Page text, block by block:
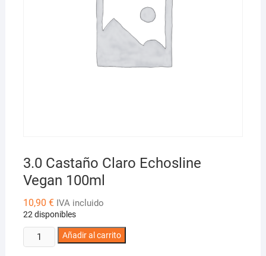
3.0 Castaño Claro Echosline
Vegan 100ml
10,90 € IVA incluido
22 disponibles
Castaño
Añadir al carrito